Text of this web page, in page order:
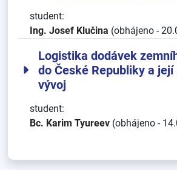
student:
Ing. Josef Klučina (obhájeno -
Logistika dodávek
do České Republiky a její
vývoj
student:
Bc. Karim Tyureev (obhájeno -